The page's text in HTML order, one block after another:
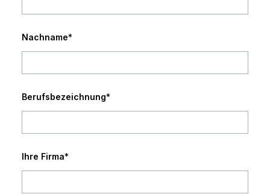
Nachname*
Berufsbezeichnung*
Ihre Firma*